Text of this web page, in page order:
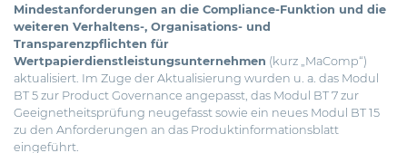
Mindestanforderungen an die Compliance-Funktion und die
weiteren Verhaltens-, Organisations- und
Transparenzpflichten für
Wertpapierdienstleistungsunternehmen (kurz „MaComp“)
aktualisiert. Im Zuge der Aktualisierung wurden u. a. das Modul
BT 5 zur Product Governance angepasst, das Modul BT 7 zur
Geeignetheitsprüfung neugefasst sowie ein neues Modul BT 15
zu den Anforderungen an das Produktinformationsblatt
eingeführt.